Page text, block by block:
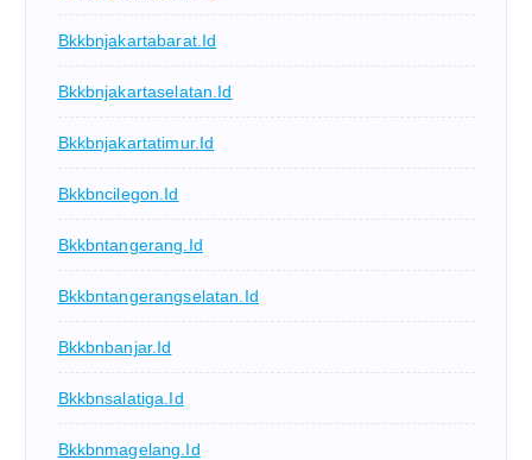
Bkkbnjakartabarat.id
Bkkbnjakartaselatan.id
Bkkbnjakartatimur.id
Bkkbncilegon.id
Bkkbntangerang.id
Bkkbntangerangselatan.id
Bkkbnbanjar.id
Bkkbnsalatiga.id
Bkkbnmagelang.id